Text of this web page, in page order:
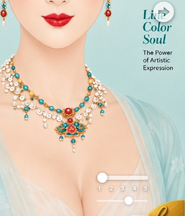
1 2 3 4 5